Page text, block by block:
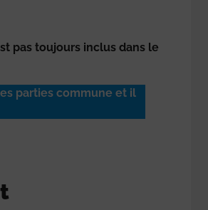
pas toujours inclus dans le
parties commune et il